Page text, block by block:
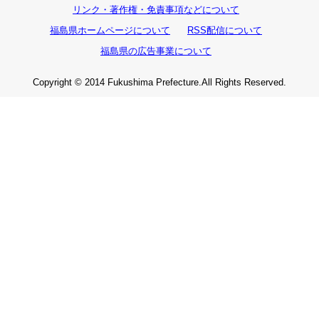
リンク・著作権・免責事項などについて
福島県ホームページについて
RSS配信について
福島県の広告事業について
Copyright © 2014 Fukushima Prefecture.All Rights Reserved.